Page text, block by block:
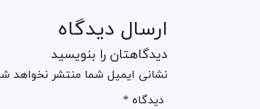
ارسال دیدگاه
دیدگاهتان را بنویسید
نشانی ایمیل شما منتشر نخواهد
* دیدگاه